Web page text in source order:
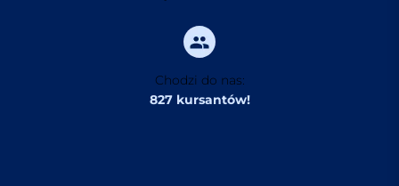
Chodzi do nas:
827 kursantów!